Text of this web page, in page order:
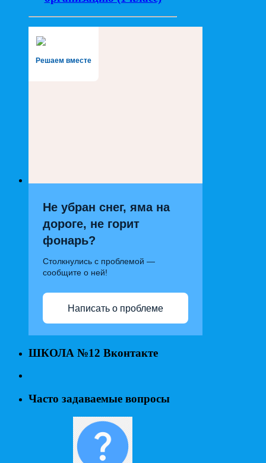
Решаем вместе
Не убран снег, яма на
дороге, не горит
фонарь?
Столкнулись с проблемой —
сообщите о ней!
Написать о проблеме
ШКОЛА №12 Вконтакте
Часто задаваемые вопросы